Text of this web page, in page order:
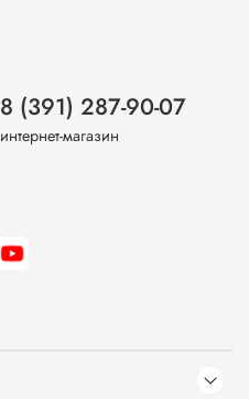
8 (391) 287-90-07
интернет-магазин